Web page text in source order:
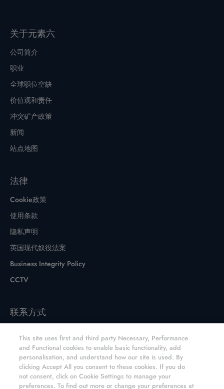
关于元素六
公司简介
职业
全球职位空缺
价值观和责任
冲突矿产政策
新闻
站点地图
法律
Cookie政策
使用条款
隐私声明
英国现代奴役法案
Business Integrity Policy
CCTV
联系方式
网站和分销商
元素六CVD金刚石产品网上商店
This site uses first and third party Necessary, Performance
and Functional cookies to enable basic functionality, add
personalisation, and understand how our site is used. By
clicking Accept All you consent to these cookies. If you do
not consent, click on Cookie Settings to manage your
preferences. To find out more or change your preferences at